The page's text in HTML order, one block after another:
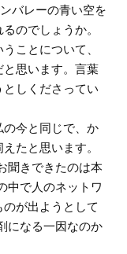
バレーの青い空を
のでしょうか。
ことについて、
思います。言葉
しくださってい
今と同じで、か
たと思います。
聞きできたのは本
中で人のネットワ
が出ようとして
になる一因なのか